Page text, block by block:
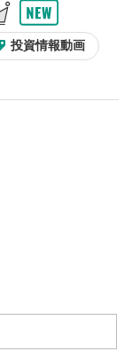
投資情報動画